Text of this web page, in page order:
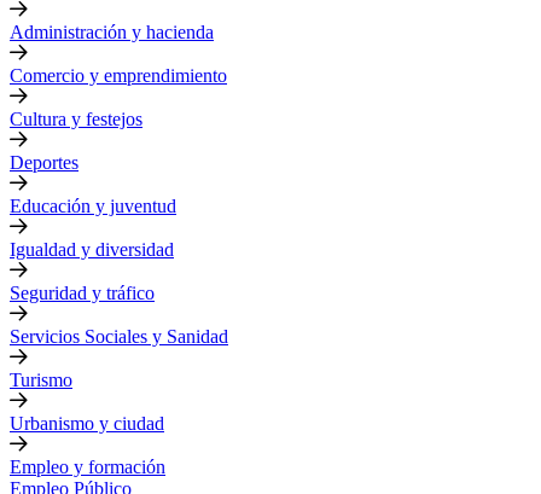
Administración y hacienda
Comercio y emprendimiento
Cultura y festejos
Deportes
Educación y juventud
Igualdad y diversidad
Seguridad y tráfico
Servicios Sociales y Sanidad
Turismo
Urbanismo y ciudad
Empleo y formación
Empleo Público